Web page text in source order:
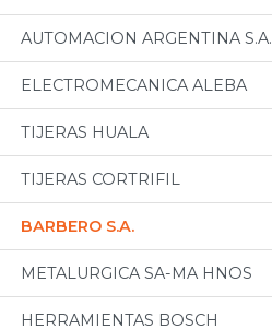
AUTOMACION ARGENTINA S.A.
ELECTROMECANICA ALEBA
TIJERAS HUALA
TIJERAS CORTRIFIL
BARBERO S.A.
METALURGICA SA-MA HNOS
HERRAMIENTAS BOSCH